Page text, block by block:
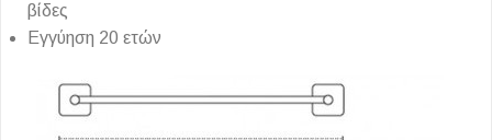
βίδες
Εγγύηση 20 ετών